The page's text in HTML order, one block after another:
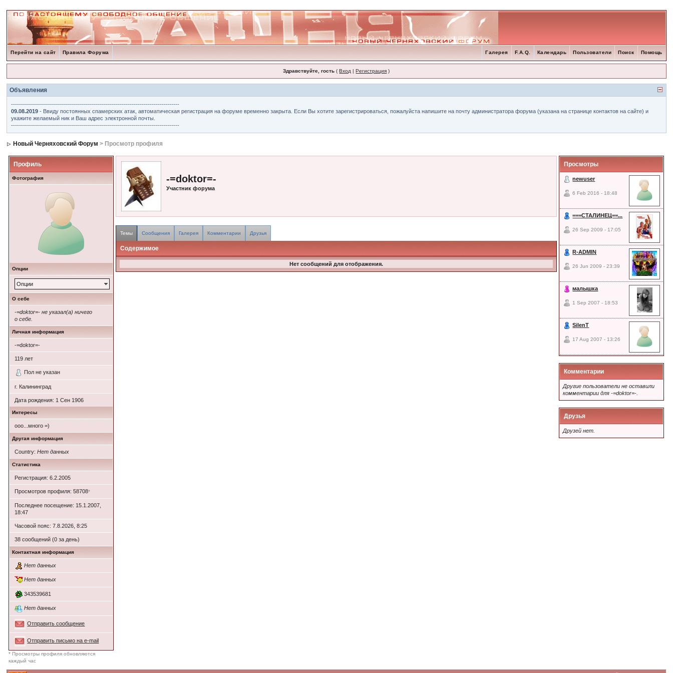
Перейти на сайт Правила Форума Помощь
Поиск
Пользователи
Календарь
F.A.Q.
Галерея
Здравствуйте, гость (Вход |Регистрация )
Объявления
------------------------------------------------------------------------------------
09.08.2019 - Ввиду постоянных спамерских атак, автоматическая регистрация на форуме временно закрыта. Если Вы хотите зарегистрироваться, пожалуйста напишите на почту администратора форума (указана на странице контактов на сайте) и
укажите желаемый ник и Ваш адрес электронной почты.
------------------------------------------------------------------------------------
Новый Черняховский Форум > Просмотр профиля
Профиль
Фотография
Опции
Опции
О себе
-=doktor=- не указал(а) ничего
о себе.
Личная информация
-=doktor=-
119 лет
Пол не указан
г. Калининград
Дата рождения: 1 Сен 1906
Интересы
ооо...много =)
Другая информация
Country:Нет данных
Статистика
Регистрация: 6.2.2005
Просмотров профиля: 58708*
Последнее посещение: 15.1.2007,
18:47
Часовой пояс: 7.8.2026, 8:25
38 сообщений (0 за день)
Контактная информация
Нет данных
Нет данных
343539681
Нет данных
Отправить сообщение
Отправить письмо на e-mail
* Просмотры профиля обновляются
каждый час
-=doktor=-
Участник форума
Темы Сообщения Галерея Комментарии Друзья
Содержимое
Нет сообщений для отображения.
Просмотры
newuser
6 Feb 2016 - 18:48
===СТАЛИНЕЦ==...
26 Sep 2009 - 17:05
R-ADMIN
26 Jun 2009 - 23:39
малышка
1 Sep 2007 - 18:53
SilenT
17 Aug 2007 - 13:26
Комментарии
Другие пользователи не оставили
комментарии для -=doktor=-.
Друзья
Друзей нет.